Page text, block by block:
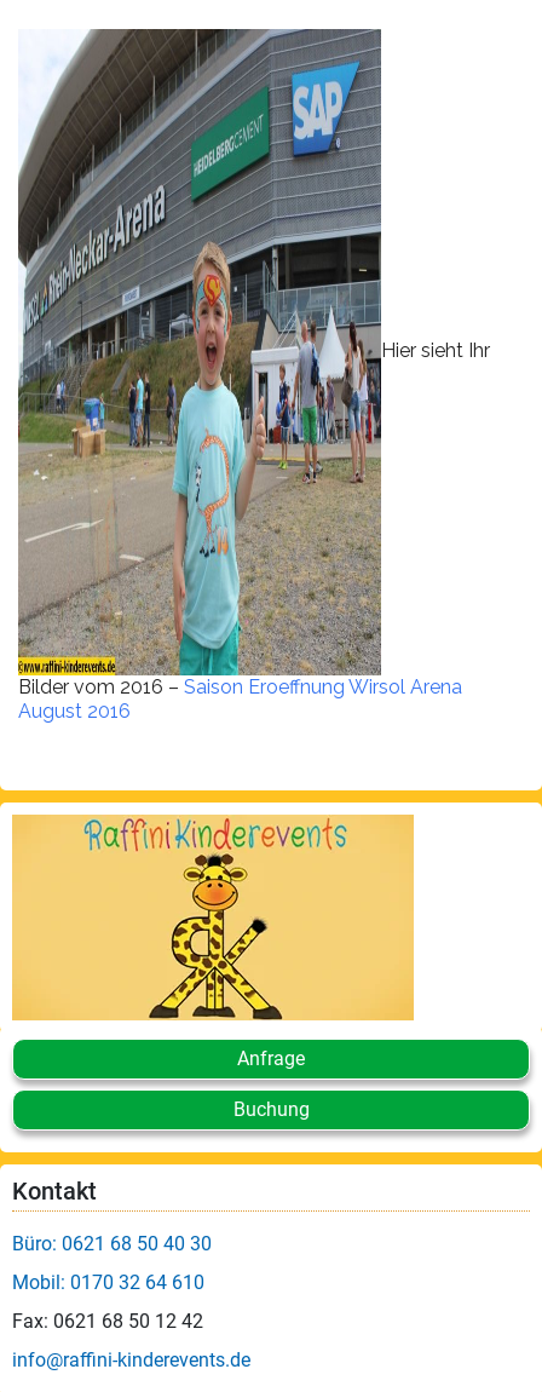
Hier sieht Ihr
Bilder vom 2016 – Saison Eroeffnung Wirsol Arena
August 2016
Anfrage
Buchung
Kontakt
Büro: 0621 68 50 40 30
Mobil: 0170 32 64 610
Fax: 0621 68 50 12 42
info@raffini-kinderevents.de